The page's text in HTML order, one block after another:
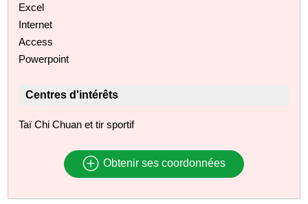
Excel
Internet
Access
Powerpoint
Centres d'intérêts
Taï Chi Chuan et tir sportif
Obtenir ses coordonnées